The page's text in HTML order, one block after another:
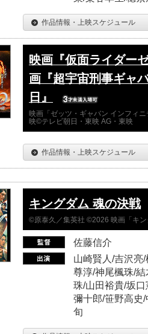
作品情報・上映スケジュール
映画『仮面ライダー
画『超宇宙刑事ギャ
日』
映画「ゼッツ・ギャバン インフィ
映©テレビ朝日・東映 AG・東映
作品情報・上映スケジュール
キングダム 魂の決戦
©原泰久／集英社 ©2026 映画「キ
佐藤信介
山崎賢人/吉沢亮
尊淳/神尾楓珠/
珠/山田裕貴/坂
彌十郎/笹野高史
旬